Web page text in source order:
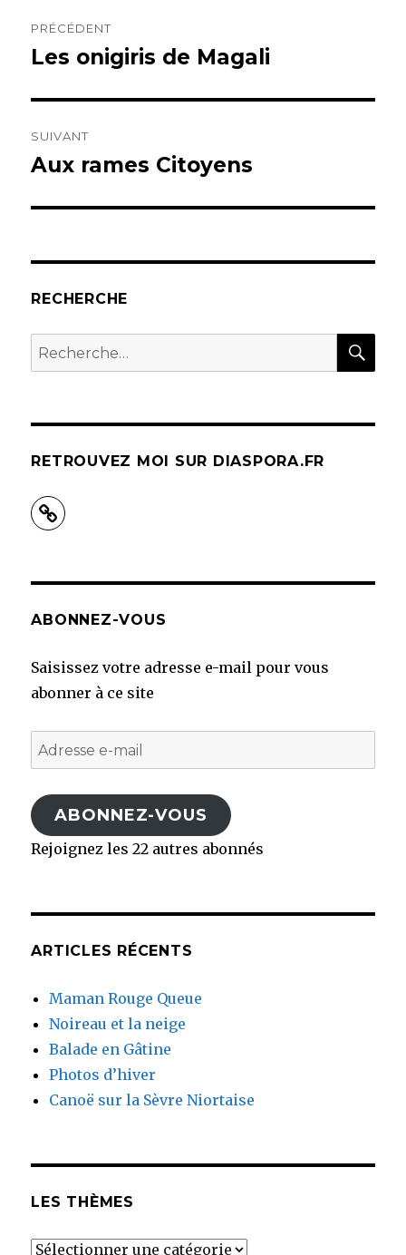
de
PRÉCÉDENT
Publication
Les onigiris de Magali
SUIVANT
Publication
Aux rames Citoyens
RECHERCHE
Recherche
pour :
RETROUVEZ MOI SUR DIASPORA.FR
ABONNEZ-VOUS
Saisissez votre adresse e-mail pour vous
abonner à ce site
Adresse
e-
mail
ABONNEZ-VOUS
Rejoignez les 22 autres abonnés
ARTICLES RÉCENTS
Maman Rouge Queue
Noireau et la neige
Balade en Gâtine
Photos d’hiver
Canoë sur la Sèvre Niortaise
LES THÈMES
Les